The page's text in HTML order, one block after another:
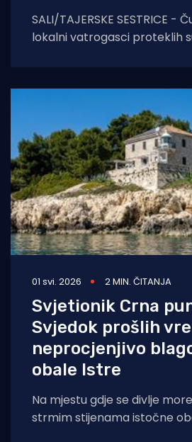
SALI/TAJERSKE SESTRICE -
lokalni vatrogasci proteklih
01 svi. 2026 2 MIN. ČITANJA
Svjetionik Crna
Svjedok prošlih
neprocjenjivo
obale Istre
Na mjestu gdje se divlje
strmim stijenama istočne